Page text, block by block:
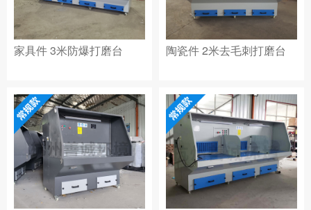
家具件 3米防爆打磨台 陶瓷件 2米去毛刺打磨台